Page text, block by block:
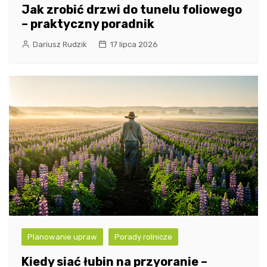
Jak zrobić drzwi do tunelu foliowego
– praktyczny poradnik
Dariusz Rudzik 17 lipca 2026
Planowanie upraw Porady rolnicze
Kiedy siać łubin na przyoranie –